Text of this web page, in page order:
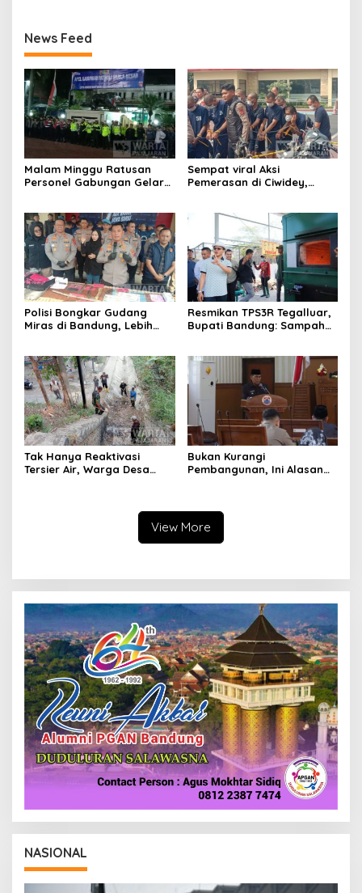
News Feed
Malam Minggu Ratusan
Personel Gabungan Gelar
Sempat viral Aksi
Pemerasan di Ciwidey,
Polisi Bongkar Gudang
Miras di Bandung, Lebih
Resmikan TPS3R Tegalluar,
Bupati Bandung: Sampah
Tak Hanya Reaktivasi
Tersier Air, Warga Desa
Bukan Kurangi
Pembangunan, Ini Alasan
View More
NASIONAL